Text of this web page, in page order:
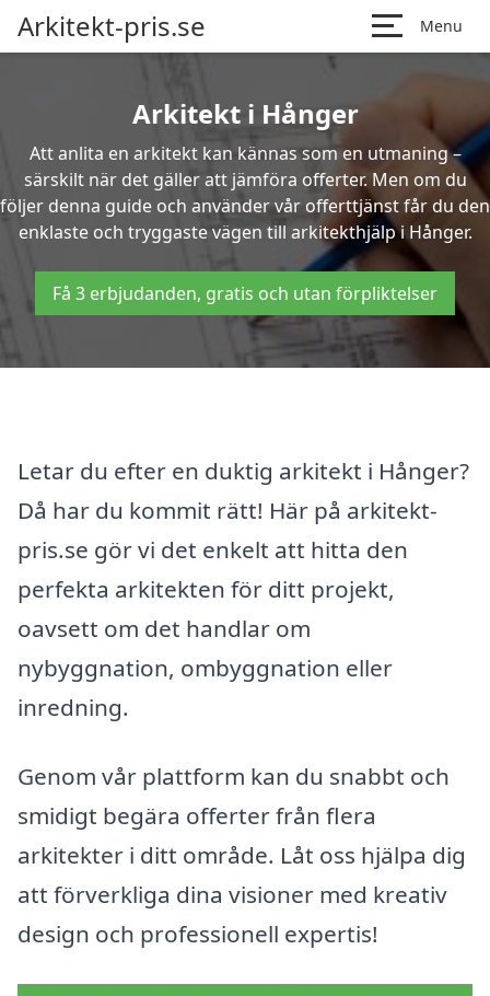
Arkitekt-pris.se Menu
Arkitekt i Hånger
Att anlita en arkitekt kan kännas som en utmaning –
särskilt när det gäller att jämföra offerter. Men om du
följer denna guide och använder vår offerttjänst får du den
enklaste och tryggaste vägen till arkitekthjälp i Hånger.
Få 3 erbjudanden, gratis och utan förpliktelser
Letar du efter en duktig arkitekt i Hånger?
Då har du kommit rätt! Här på arkitekt-
pris.se gör vi det enkelt att hitta den
perfekta arkitekten för ditt projekt,
oavsett om det handlar om
nybyggnation, ombyggnation eller
inredning.
Genom vår plattform kan du snabbt och
smidigt begära offerter från flera
arkitekter i ditt område. Låt oss hjälpa dig
att förverkliga dina visioner med kreativ
design och professionell expertis!